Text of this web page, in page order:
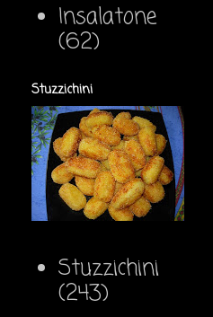
Insalatone
(62)
Stuzzichini
Stuzzichini
(243)